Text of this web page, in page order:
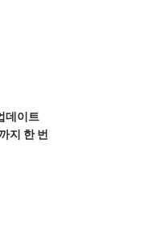
데이트
지 한 번